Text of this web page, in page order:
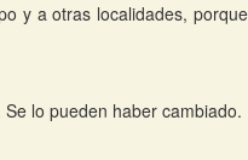
y a otras localidades,
lo pueden haber cambiado.